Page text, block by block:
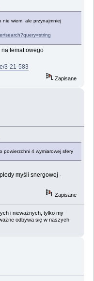
nie wiem, ale przynajmniej
search?query=string
na temat owego
3-21-583
Zapisane
powierzchni 4 wymiarowej sfery
myśli snergowej -
Zapisane
i nieważnych, tylko my
odbywa się w naszych